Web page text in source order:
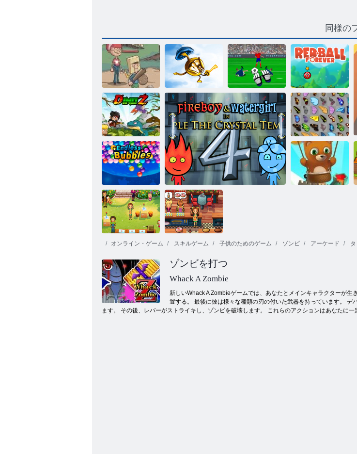
同様の
裏庭の英雄
キー＆シール
ド
ゴールキーパ
ーチャンピオ
ン
レッドボール
フォーエバー
ディノズ
Fireboy and Watergirl 4：クリスタル寺院
バタフライ京
都
ムゲン ば ぶる
おいしいエミ
スイートホー
ム
リーの新たな
始まり
オンライン・ゲーム スキルゲーム 子供のためのゲーム ゾンビ アーケード
ゾンビを打つ
Whack A Zombie
新しいWhack A Zombieゲームでは、あなたとメインキャラクターが
置する。 最後に彼は様々な種類の刃の付いた武器を持っています。
ます。 その後、レバーがストライキし、ゾンビを破壊します。 これらのアクションはあなたに一